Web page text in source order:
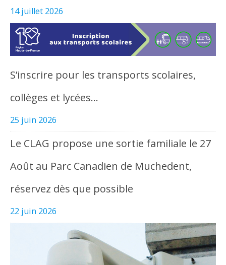
14 juillet 2026
S’inscrire pour les transports scolaires,
collèges et lycées…
25 juin 2026
Le CLAG propose une sortie familiale le 27
Août au Parc Canadien de Muchedent,
réservez dès que possible
22 juin 2026